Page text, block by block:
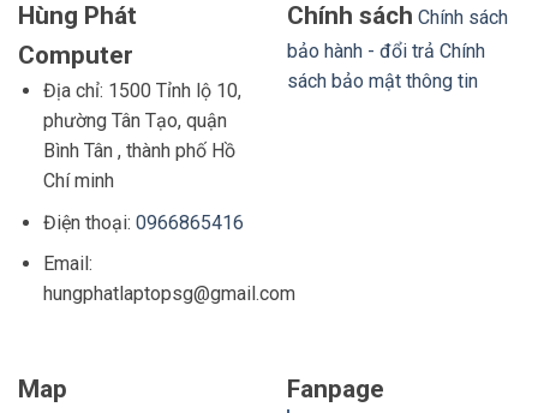
Hùng Phát
Computer
Địa chỉ: 1500 Tỉnh lộ 10,
phường Tân Tạo, quận
Bình Tân , thành phố Hồ
Chí minh
Điện thoại: 0966865416
Email:
hungphatlaptopsg@gmail.com
Chính sách Chính sách
bảo hành - đổi trả Chính
sách bảo mật thông tin
Map Fanpage